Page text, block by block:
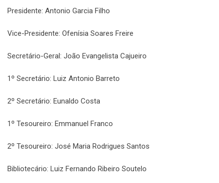
Presidente: Antonio Garcia Filho
Vice-Presidente: Ofenísia Soares Freire
Secretário-Geral: João Evangelista Cajueiro
1º Secretário: Luiz Antonio Barreto
2º Secretário: Eunaldo Costa
1º Tesoureiro: Emmanuel Franco
2º Tesoureiro: José Maria Rodrigues Santos
Bibliotecário: Luiz Fernando Ribeiro Soutelo